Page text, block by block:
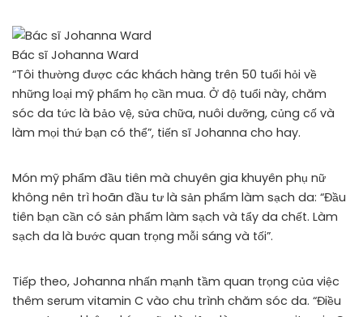
Bác sĩ Johanna Ward
“Tôi thường được các khách hàng trên 50 tuổi hỏi về
những loại mỹ phẩm họ cần mua. Ở độ tuổi này, chăm
sóc da tức là bảo vệ, sửa chữa, nuôi dưỡng, củng cố và
làm mọi thứ bạn có thể”, tiến sĩ Johanna cho hay.
Món mỹ phẩm đầu tiên mà chuyên gia khuyên phụ nữ
không nên trì hoãn đầu tư là sản phẩm làm sạch da: “Đầu
tiên bạn cần có sản phẩm làm sạch và tẩy da chết. Làm
sạch da là bước quan trọng mỗi sáng và tối”.
Tiếp theo, Johanna nhấn mạnh tầm quan trọng của việc
thêm serum vitamin C vào chu trình chăm sóc da. “Điều